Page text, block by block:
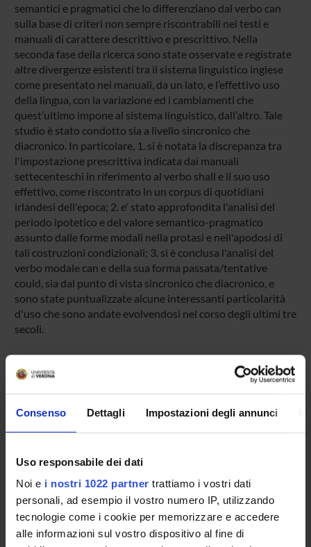
Consenso Dettagli Impostazioni degli annunci
Uso responsabile dei dati
Noi e i nostri 1022 partner trattiamo i vostri dati
personali, ad esempio il vostro numero IP, utilizzando
tecnologie come i cookie per memorizzare e accedere
alle informazioni sul vostro dispositivo al fine di
semantici e pragmatici che lo differenziano dal verbo can
sulla base di criteri non sempre riscontrabili nei testi e
manuali di carattere descrittivo e prescrittivo. Nella
seconda fase della ricerca sono state osservate e registrate
altre divergenze esistenti tra il sistema linguistico inglese
come presentato nei manuali, da un lato, e l’effettivo uso
della lingua, con la variazione ed i cambiamenti che
quest’ultimo impone al sistema linguistico, dall’altro. Tale
studio è stato condotto sia a livello sincronico che
diacronico. In particolare, 1. si è notata la discrepanza tra
l'impostazione prescrittiva indicata dai manuali
settecenteschi in riferimento al verbo shall e il suo uso
effettivo, come riscontrato in un corpus di quotidiani
irlandesi dell'epoca; 2. e' stato approfondita l'analisi del
periodo ipotetico e del valore semantico-pragmatico
assunto dalle forme modali nella protasi e nell'apodosi di
tali costruzioni condizionali; 3. si è conclusa l'analisi del
verbo modale can e della sua forma passata/tentative
could, sia dal punto di vista sincronico che diacronico, e
sono state puntualizzate alcune interessanti particolarità
d'uso che sono andate evolvendosi nel corso degli ultimi tre
secoli.
ENTI FINANZIATORI:
PARTECIPANTI AL PROGETTO
Roberta Facchinetti
Professore ordinario